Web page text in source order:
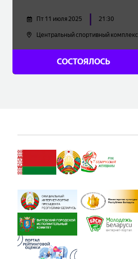
СОСТОЯЛОСЬ
Пт 11 июля 2025 21:30
Центральный спортивный комплекс